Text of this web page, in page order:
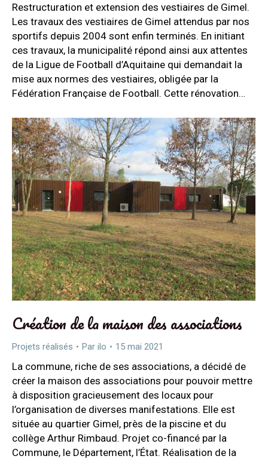
Restructuration et extension des vestiaires de Gimel.
Les travaux des vestiaires de Gimel attendus par nos
sportifs depuis 2004 sont enfin terminés. En initiant
ces travaux, la municipalité répond ainsi aux attentes
de la Ligue de Football d’Aquitaine qui demandait la
mise aux normes des vestiaires, obligée par la
Fédération Française de Football. Cette rénovation…
Création de la maison des associations
Projets réalisés Par ilo 15 mai 2021
La commune, riche de ses associations, a décidé de
créer la maison des associations pour pouvoir mettre
à disposition gracieusement des locaux pour
l’organisation de diverses manifestations. Elle est
située au quartier Gimel, près de la piscine et du
collège Arthur Rimbaud. Projet co-financé par la
Commune, le Département, l’État. Réalisation de la